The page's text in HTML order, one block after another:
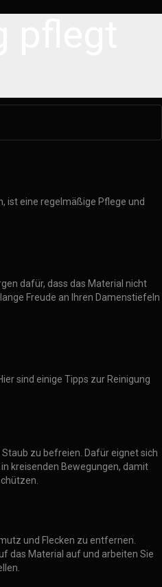
ist eine regelmäßige Pflege und
dafür, dass das Material nicht
Freude an Ihren Damenstiefeln
sind einige Tipps zur Reinigung
zu befreien. Dafür eignet sich
kreisenden Bewegungen, damit
und Flecken zu entfernen.
das Material auf und arbeiten Sie